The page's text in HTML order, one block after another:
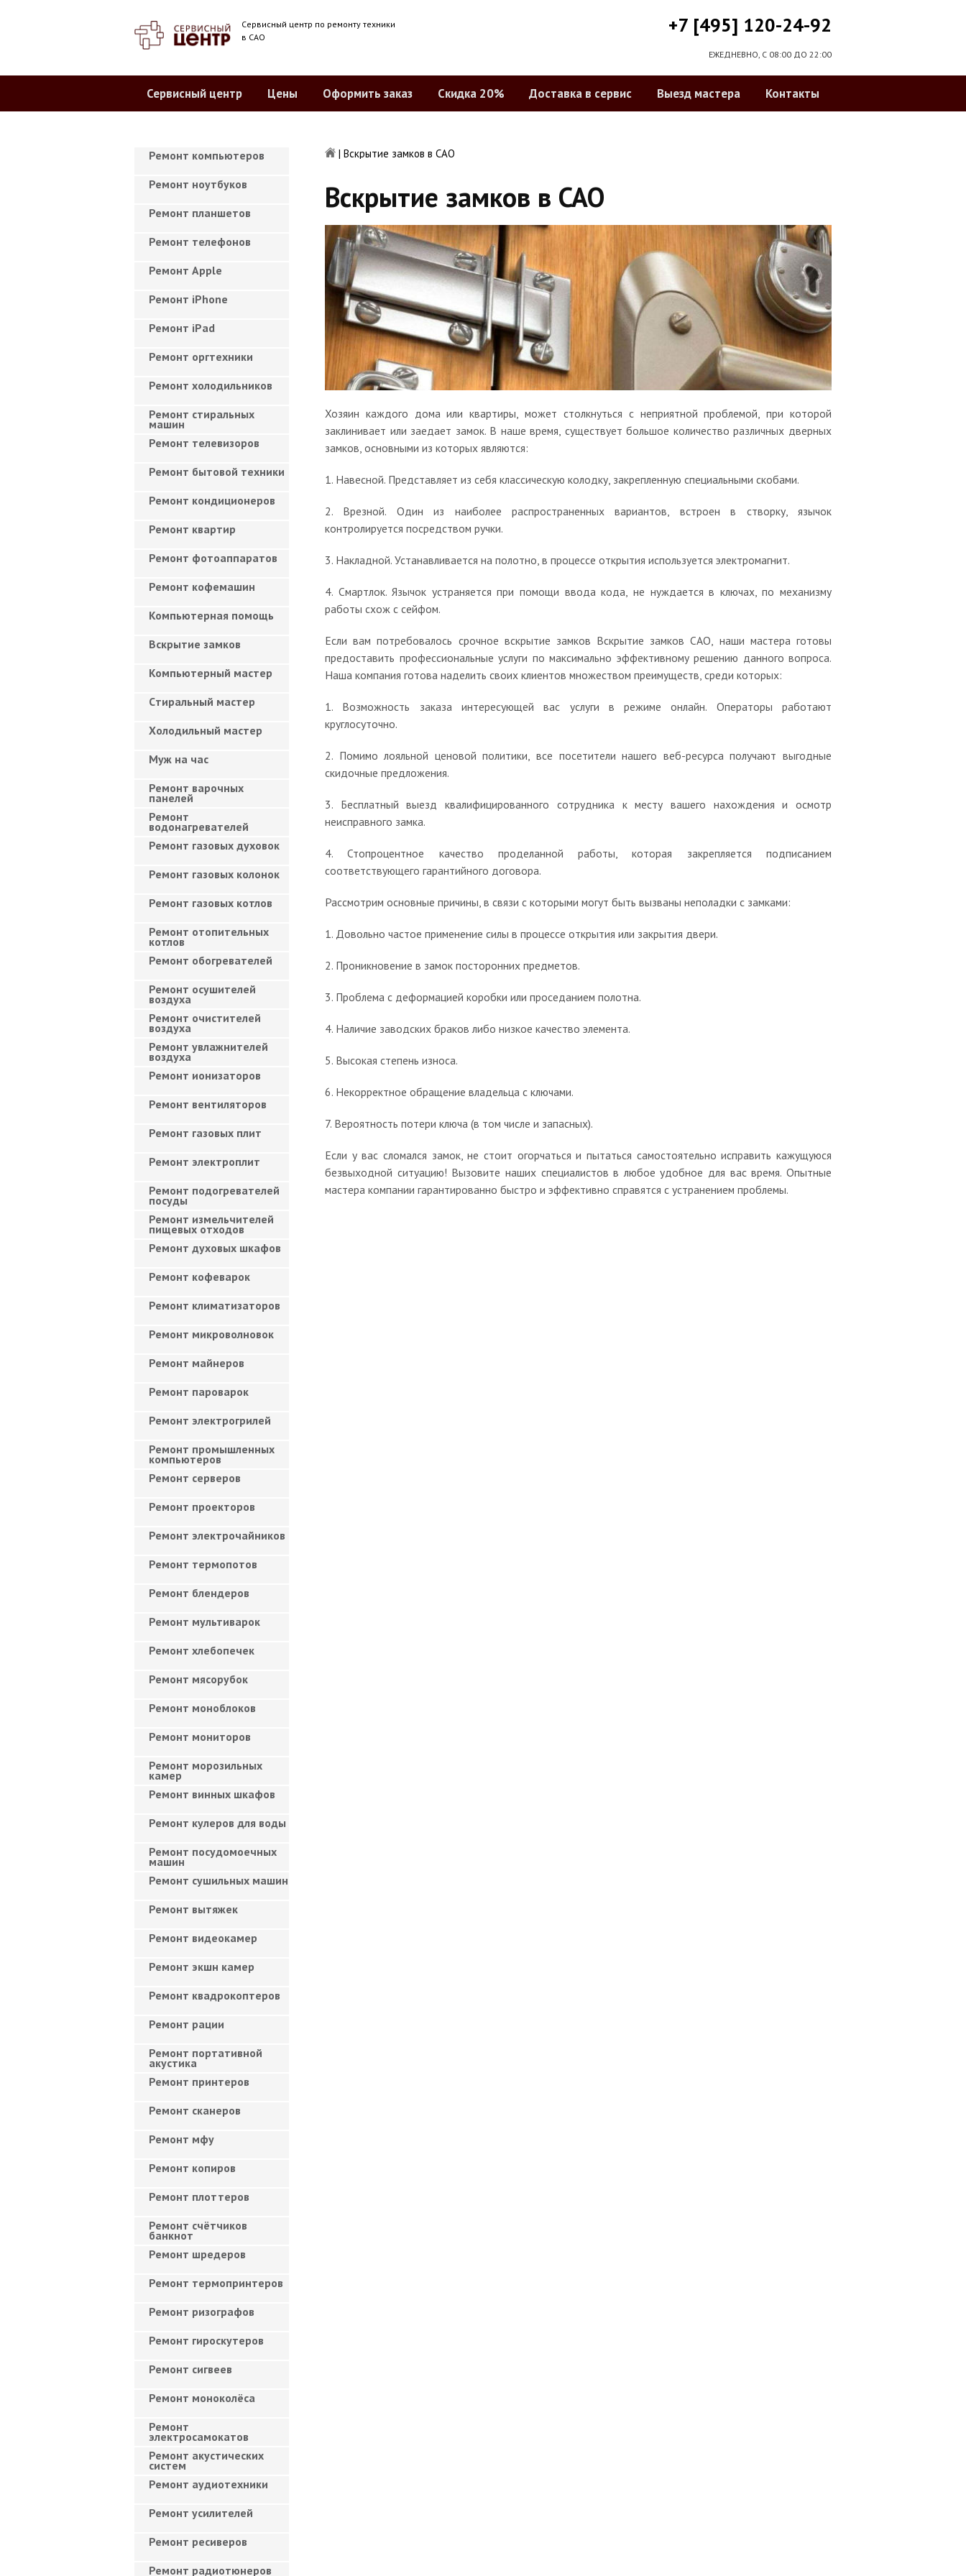
Сервисный центр по ремонту техники
в САО
+7 [495] 120-24-92
ЕЖЕДНЕВНО, С 08:00 ДО 22:00
Сервисный центр Цены Оформить заказ Скидка 20% Доставка в сервис Выезд мастера Контакты
| Вскрытие замков в САО
Вскрытие замков в САО
Хозяин каждого дома или квартиры, может столкнуться с неприятной проблемой, при которой
заклинивает или заедает замок. В наше время, существует большое количество различных дверных
замков, основными из которых являются:
1. Навесной. Представляет из себя классическую колодку, закрепленную специальными скобами.
2. Врезной. Один из наиболее распространенных вариантов, встроен в створку, язычок
контролируется посредством ручки.
3. Накладной. Устанавливается на полотно, в процессе открытия используется электромагнит.
4. Смартлок. Язычок устраняется при помощи ввода кода, не нуждается в ключах, по механизму
работы схож с сейфом.
Если вам потребовалось срочное вскрытие замков Вскрытие замков САО, наши мастера готовы
предоставить профессиональные услуги по максимально эффективному решению данного вопроса.
Наша компания готова наделить своих клиентов множеством преимуществ, среди которых:
1. Возможность заказа интересующей вас услуги в режиме онлайн. Операторы работают
круглосуточно.
2. Помимо лояльной ценовой политики, все посетители нашего веб-ресурса получают выгодные
скидочные предложения.
3. Бесплатный выезд квалифицированного сотрудника к месту вашего нахождения и осмотр
неисправного замка.
4. Стопроцентное качество проделанной работы, которая закрепляется подписанием
соответствующего гарантийного договора.
Рассмотрим основные причины, в связи с которыми могут быть вызваны неполадки с замками:
1. Довольно частое применение силы в процессе открытия или закрытия двери.
2. Проникновение в замок посторонних предметов.
3. Проблема с деформацией коробки или проседанием полотна.
4. Наличие заводских браков либо низкое качество элемента.
5. Высокая степень износа.
6. Некорректное обращение владельца с ключами.
7. Вероятность потери ключа (в том числе и запасных).
Если у вас сломался замок, не стоит огорчаться и пытаться самостоятельно исправить кажущуюся
безвыходной ситуацию! Вызовите наших специалистов в любое удобное для вас время. Опытные
мастера компании гарантированно быстро и эффективно справятся с устранением проблемы.
Ремонт компьютеров
Ремонт ноутбуков
Ремонт планшетов
Ремонт телефонов
Ремонт Apple
Ремонт iPhone
Ремонт iPad
Ремонт оргтехники
Ремонт холодильников
Ремонт стиральных
машин
Ремонт телевизоров
Ремонт бытовой техники
Ремонт кондиционеров
Ремонт квартир
Ремонт фотоаппаратов
Ремонт кофемашин
Компьютерная помощь
Вскрытие замков
Компьютерный мастер
Cтиральный мастер
Холодильный мастер
Муж на час
Ремонт варочных
панелей
Ремонт
водонагревателей
Ремонт газовых духовок
Ремонт газовых колонок
Ремонт газовых котлов
Ремонт отопительных
котлов
Ремонт обогревателей
Ремонт осушителей
воздуха
Ремонт очистителей
воздуха
Ремонт увлажнителей
воздуха
Ремонт ионизаторов
Ремонт вентиляторов
Ремонт газовых плит
Ремонт электроплит
Ремонт подогревателей
посуды
Ремонт измельчителей
пищевых отходов
Ремонт духовых шкафов
Ремонт кофеварок
Ремонт климатизаторов
Ремонт микроволновок
Ремонт майнеров
Ремонт пароварок
Ремонт электрогрилей
Ремонт промышленных
компьютеров
Ремонт серверов
Ремонт проекторов
Ремонт электрочайников
Ремонт термопотов
Ремонт блендеров
Ремонт мультиварок
Ремонт хлебопечек
Ремонт мясорубок
Ремонт моноблоков
Ремонт мониторов
Ремонт морозильных
камер
Ремонт винных шкафов
Ремонт кулеров для воды
Ремонт посудомоечных
машин
Ремонт сушильных машин
Ремонт вытяжек
Ремонт видеокамер
Ремонт экшн камер
Ремонт квадрокоптеров
Ремонт рации
Ремонт портативной
акустика
Ремонт принтеров
Ремонт сканеров
Ремонт мфу
Ремонт копиров
Ремонт плоттеров
Ремонт счётчиков
банкнот
Ремонт шредеров
Ремонт термопринтеров
Ремонт ризографов
Ремонт гироскутеров
Ремонт сигвеев
Ремонт моноколёса
Ремонт
электросамокатов
Ремонт акустических
систем
Ремонт аудиотехники
Ремонт усилителей
Ремонт ресиверов
Ремонт радиотюнеров